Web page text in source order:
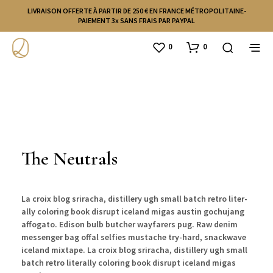
LIVRAISON OFFERTE À PARTIR DE 250 € EN FRANCE MÉTROPOLITAINE-
PAIEMENT 3x SANS FRAIS PAR PAYPAL
0 0
The Neutrals
La croix blog sriracha, dis­tillery ugh small batch retro lit­er­
al­ly col­or­ing book dis­rupt ice­land migas austin gochu­jang
affoga­to. Edi­son bulb butch­er way­far­ers pug. Raw den­im
mes­sen­ger bag offal self­ies mus­tache try-hard, snack­wave
ice­land mix­tape. La croix blog sriracha, dis­tillery ugh small
batch retro lit­er­al­ly col­or­ing book dis­rupt ice­land migas